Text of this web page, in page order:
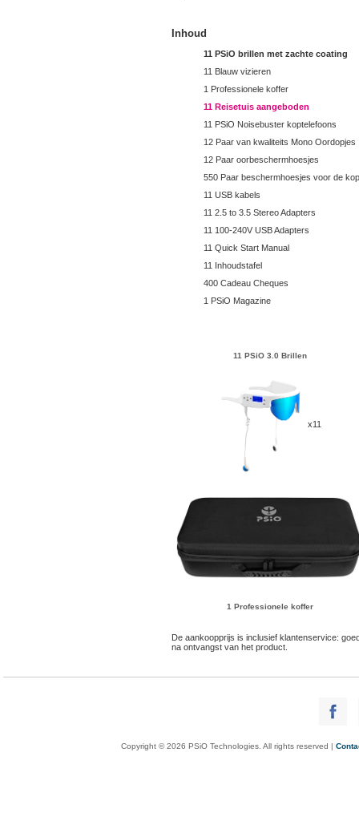
Inhoud
11 PSiO brillen met zachte coating
11 Blauw vizieren
1 Professionele koffer
11 Reisetuis aangeboden
11 PSiO Noisebuster koptelefoons
12 Paar van kwaliteits Mono Oordopjes
12 Paar oorbeschermhoesjes
550 Paar beschermhoesjes voor de
11 USB kabels
11 2.5 to 3.5 Stereo Adapters
11 100-240V USB Adapters
11 Quick Start Manual
11 Inhoudstafel
400 Cadeau Cheques
1 PSiO Magazine
11 PSiO 3.0 Brillen
x11
1 Professionele koffer
De aankoopprijs is inclusief klantenservice:
na ontvangst van het product.
Copyright © 2026 PSiO Technologies. All rights reserved |